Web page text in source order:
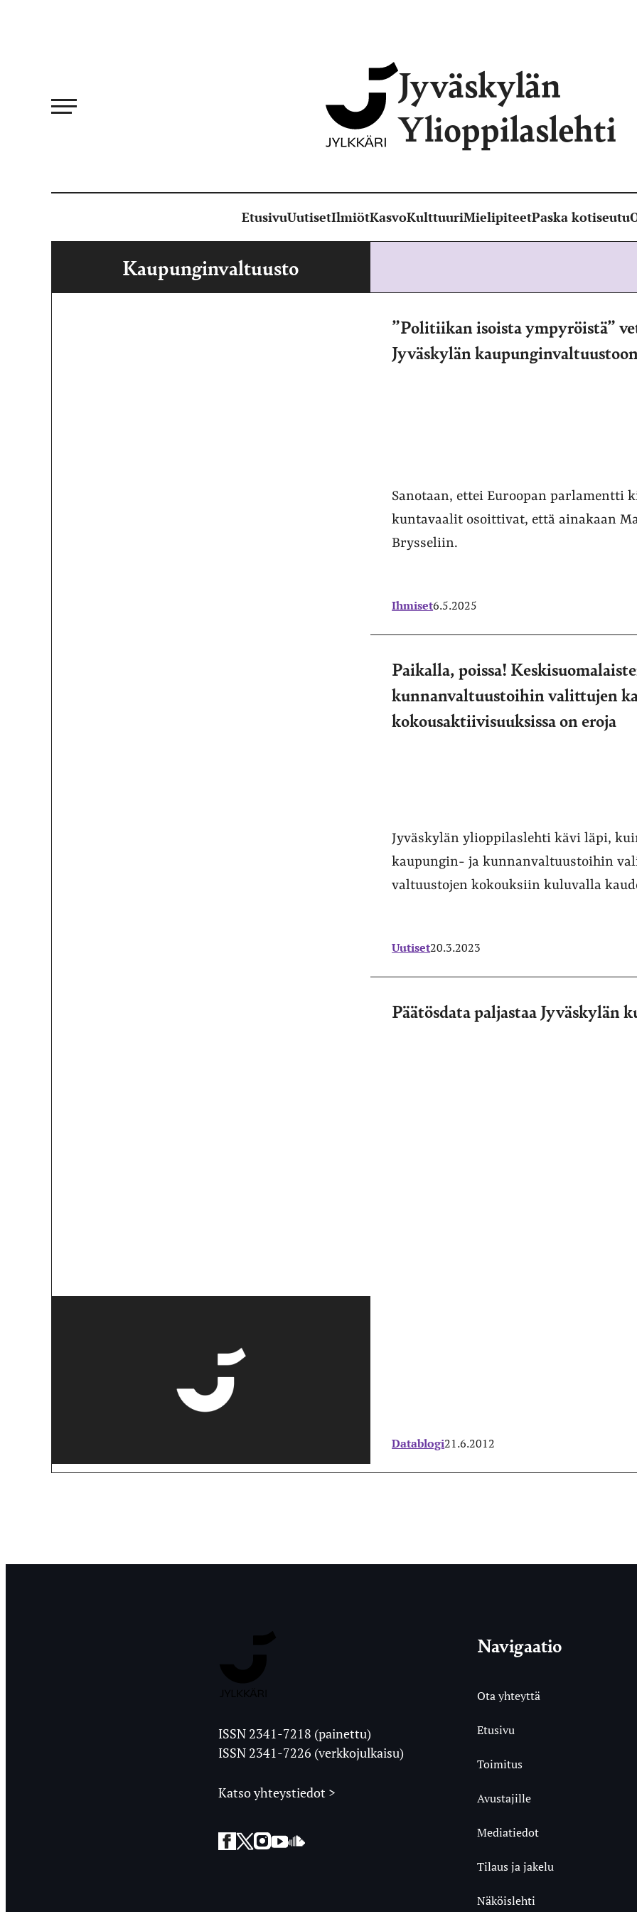
Jyväskylän
Ylioppilaslehti
EtusivuUutisetIlmiötKasvoKulttuuriMielipiteetPaska kotiseutu
Kaupunginvaltuusto
”Politiikan isoista ympyröistä”
Jyväskylän
Sanotaan, ettei Euroopan parlamentti
kuntavaalit osoittivat, että ainakaan
Brysseliin.
Ihmiset6.5.2025
Paikalla, poissa!
kunnanvaltuustoihin valittujen
kokousaktiivisuuksissa on eroja
Jyväskylän ylioppilaslehti kävi läpi,
kaupungin- ja kunnanvaltuustoihin
valtuustojen kokouksiin kuluvalla
Uutiset20.3.2023
Päätösdata paljastaa Jyväskylän
Datablogi21.6.2012
Ylioppilaslehti
ISSN 2341-7218 (painettu)
ISSN 2341-7226 (verkkojulkaisu)
Katso yhteystiedot >
Facebook
Twitter
Instagram
YouTubeSoundCloud
Navigaatio
Ota yhteyttä
Etusivu
Toimitus
Avustajille
Mediatiedot
Tilaus ja jakelu
Näköislehti